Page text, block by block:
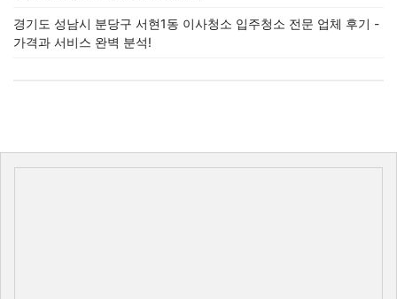
경기도 성남시 분당구 서현1동 이사청소 입주청소 전문 업체 후기 -
가격과 서비스 완벽 분석!